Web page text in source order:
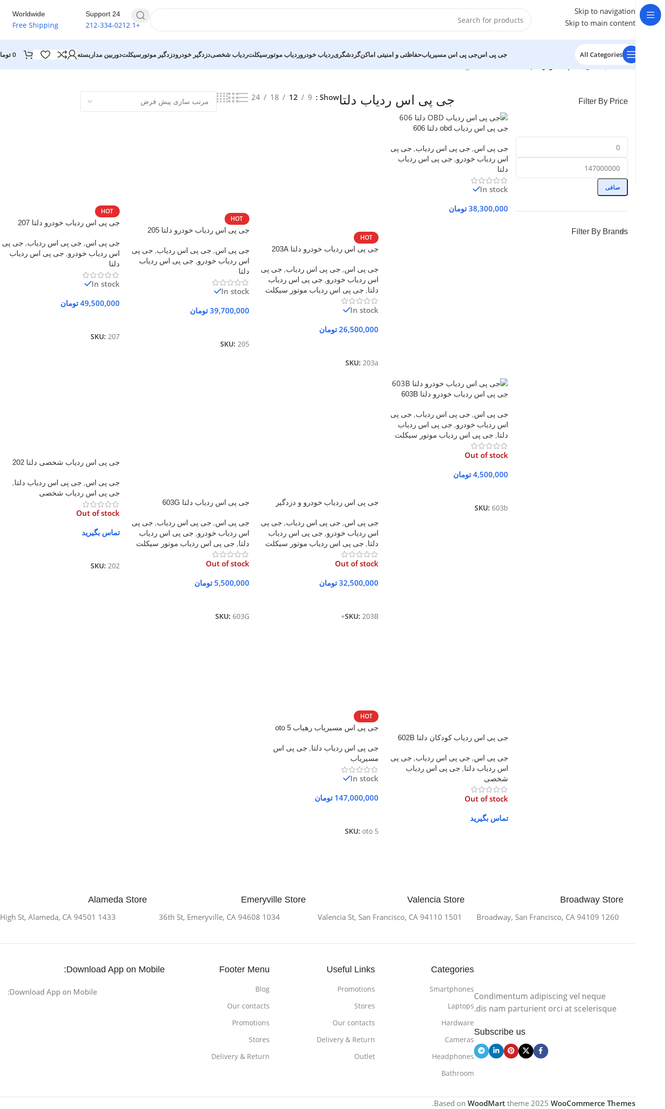
Skip to navigation
Skip to main content
24 Support
+1 212-334-0212
Worldwide
Free Shipping
All Categories جی پی اسجی پی اس مسیریابحفاظتی و امنیتی اماکنگردشگریردیاب خودروردیاب موتورسیکلتردیاب شخصیدزدگیر خودرودزدگیر موتورسیکلتدوربین مداربسته 0
خانه/جی پی اس/جی پی اس ردیاب دلتا
Filter By Price
صافی
Filter By Brands
جی پی اس ردیاب دلتاShow
9
12
18
24
جی پی اس ردیاب obd دلتا 606
جی پی اس, جی پی اس ردیاب, جی پی
اس ردیاب خودرو, جی پی اس ردیاب
دلتا
In stock
38,300,000 تومان
HOT
جی پی اس ردیاب خودرو دلتا 203A
جی پی اس, جی پی اس ردیاب, جی پی
اس ردیاب خودرو, جی پی اس ردیاب
دلتا, جی پی اس ردیاب موتور سیکلت
In stock
26,500,000 تومان
SKU:203a
HOT
جی پی اس ردیاب خودرو دلتا 205
جی پی اس, جی پی اس ردیاب, جی پی
اس ردیاب خودرو, جی پی اس ردیاب
دلتا
In stock
39,700,000 تومان
SKU: 205
HOT
جی پی اس ردیاب خودرو دلتا 207
جی پی اس, جی پی اس ردیاب, جی پی
اس ردیاب خودرو, جی پی اس ردیاب
دلتا
In stock
49,500,000 تومان
SKU: 207
جی پی اس ردیاب خودرو دلتا 603B
جی پی اس, جی پی اس ردیاب, جی پی
اس ردیاب خودرو, جی پی اس ردیاب
دلتا, جی پی اس ردیاب موتور سیکلت
Out of stock
4,500,000 تومان
SKU:603b
جی پی اس ردیاب خودرو و دزدگیر
جی پی اس, جی پی اس ردیاب, جی پی
اس ردیاب خودرو, جی پی اس ردیاب
دلتا, جی پی اس ردیاب موتور سیکلت
Out of stock
32,500,000 تومان
SKU:203B+
جی پی اس ردیاب دلتا 603G
جی پی اس, جی پی اس ردیاب, جی پی
اس ردیاب خودرو, جی پی اس ردیاب
دلتا, جی پی اس ردیاب موتور سیکلت
Out of stock
5,500,000 تومان
SKU: 603G
جی پی اس ردیاب شخصی دلتا 202
جی پی اس, جی پی اس ردیاب دلتا,
جی پی اس ردیاب شخصی
Out of stock
تماس بگیرید
SKU: 202
جی پی اس ردیاب کودکان دلتا 602B
جی پی اس, جی پی اس ردیاب, جی پی
اس ردیاب دلتا, جی پی اس ردیاب
شخصی
Out of stock
تماس بگیرید
HOT
جی پی اس مسیریاب رهیاب oto 5
جی پی اس ردیاب دلتا, جی پی اس
مسیریاب
In stock
147,000,000 تومان
SKU:oto 5
Broadway Store
1260 Broadway, San Francisco, CA 94109
Valencia Store
1501 Valencia St, San Francisco, CA 94110
Emeryville Store
1034 36th St, Emeryville, CA 94608
Alameda Store
1433 High St, Alameda, CA 94501
Condimentum adipiscing vel neque
dis nam parturient orci at scelerisque.
Subscribe us
Categories
Smartphones
Laptops
Hardware
Cameras
Headphones
Bathroom
Useful Links
Promotions
Stores
Our contacts
Delivery & Return
Outlet
Footer Menu
Blog
Our contacts
Promotions
Stores
Delivery & Return
Download App on Mobile:
Download App on Mobile:
Based on WoodMart theme 2025 WooCommerce Themes
.